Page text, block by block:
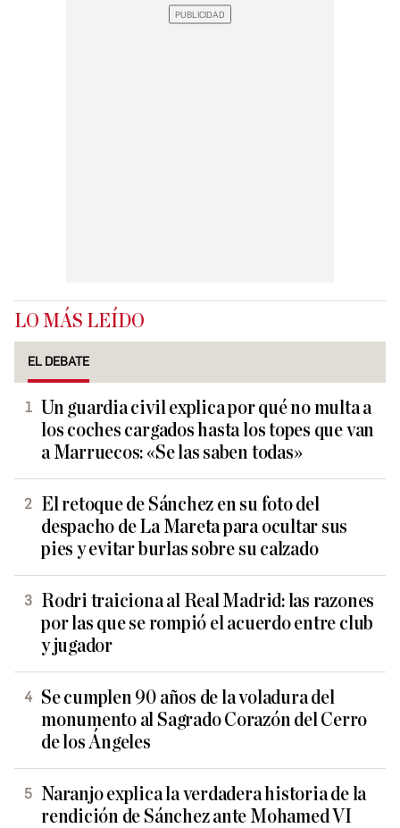
LO MÁS LEÍDO
EL DEBATE
Un guardia civil explica por qué no multa a
los coches cargados hasta los topes que van
a Marruecos: «Se las saben todas»
El retoque de Sánchez en su foto del
despacho de La Mareta para ocultar sus
pies y evitar burlas sobre su calzado
Rodri traiciona al Real Madrid: las razones
por las que se rompió el acuerdo entre club
y jugador
Se cumplen 90 años de la voladura del
monumento al Sagrado Corazón del Cerro
de los Ángeles
Naranjo explica la verdadera historia de la
rendición de Sánchez ante Mohamed VI